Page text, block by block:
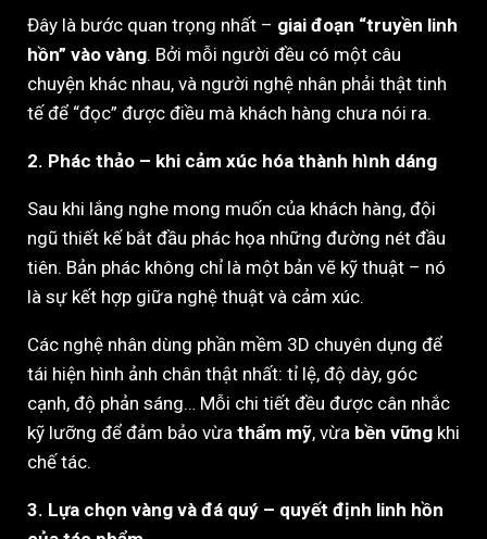
Đây là bước quan trọng nhất – giai đoạn “truyền linh
hồn” vào vàng. Bởi mỗi người đều có một câu
chuyện khác nhau, và người nghệ nhân phải thật tinh
tế để “đọc” được điều mà khách hàng chưa nói ra.
2. Phác thảo – khi cảm xúc hóa thành hình dáng
Sau khi lắng nghe mong muốn của khách hàng, đội
ngũ thiết kế bắt đầu phác họa những đường nét đầu
tiên. Bản phác không chỉ là một bản vẽ kỹ thuật – nó
là sự kết hợp giữa nghệ thuật và cảm xúc.
Các nghệ nhân dùng phần mềm 3D chuyên dụng để
tái hiện hình ảnh chân thật nhất: tỉ lệ, độ dày, góc
cạnh, độ phản sáng… Mỗi chi tiết đều được cân nhắc
kỹ lưỡng để đảm bảo vừa thẩm mỹ, vừa bền vững khi
chế tác.
3. Lựa chọn vàng và đá quý – quyết định linh hồn